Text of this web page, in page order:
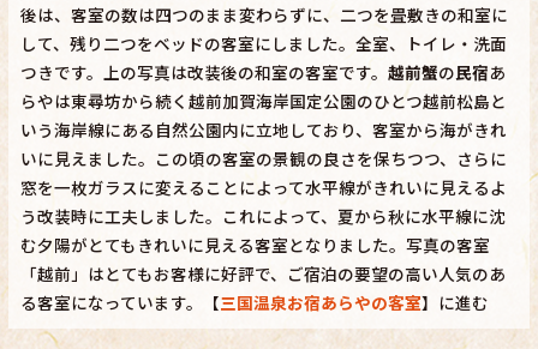
後は、客室の数は四つのまま変わらずに、二つを畳敷きの和室に
して、残り二つをベッドの客室にしました。全室、トイレ・洗面
つきです。上の写真は改装後の和室の客室です。 越前蟹の民宿あ
らやは東尋坊から続く越前加賀海岸国定公園のひとつ越前松島と
いう海岸線にある自然公園内に立地しており、客室から海がきれ
いに見えました。この頃の客室の景観の良さを保ちつつ、さらに
窓を一枚ガラスに変えることによって水平線がきれいに見えるよ
う改装時に工夫しました。これによって、夏から秋に水平線に沈
む夕陽がとてもきれいに見える客室となりました。写真の客室
「越前」はとてもお客様に好評で、ご宿泊の要望の高い人気のあ
る客室になっています。【三国温泉お宿あらやの客室】に進む